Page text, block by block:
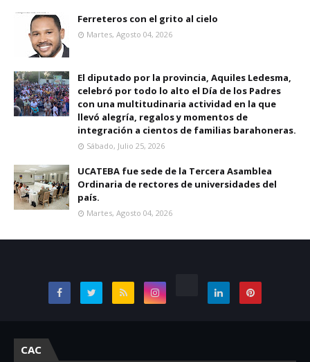
Ferreteros con el grito al cielo
Martes, Agosto 04, 2026
El diputado por la provincia, Aquiles Ledesma,
celebró por todo lo alto el Día de los Padres
con una multitudinaria actividad en la que
llevó alegría, regalos y momentos de
integración a cientos de familias barahoneras.
Sábado, Julio 25, 2026
UCATEBA fue sede de la Tercera Asamblea
Ordinaria de rectores de universidades del
país.
Martes, Agosto 04, 2026
CAC